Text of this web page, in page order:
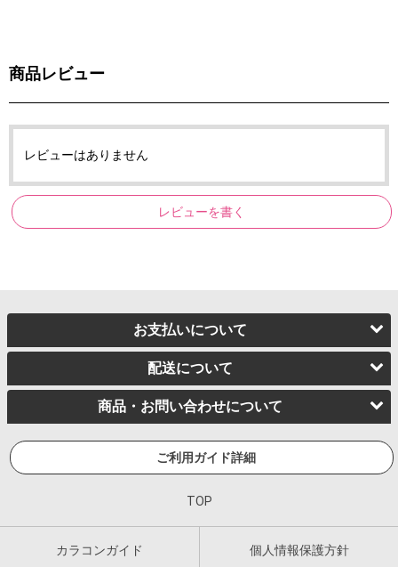
商品レビュー
レビューはありません
レビューを書く
お支払いについて
配送について
商品・お問い合わせについて
ご利用ガイド詳細
TOP
カラコンガイド 個人情報保護方針